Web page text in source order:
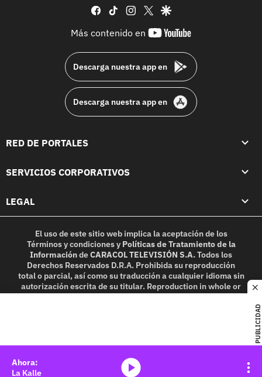
PUBLICIDAD
facebook
tiktok instagram
twittergoogle
Más contenido en
youtube-
Descarga nuestra app en
Descarga nuestra app en
RED DE PORTALES
SERVICIOS CORPORATIVOS
LEGAL
El uso de este sitio web implica la aceptación de los
Términos y condicionesy Políticas de Tratamiento de la
InformacióndeCARACOL TELEVISIÓN S.A.Todos los
Derechos Reservados D.R.A. Prohibida su reproducción
total o parcial, así como su traducción a cualquier idioma sin
autorización escrita de su titular. Reproduction in whole or
in part, or translation without written permission is
La Kalle